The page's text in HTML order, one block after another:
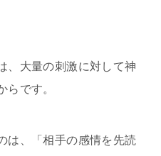
、大量の刺激に対して神
らです。
は、「相手の感情を先読